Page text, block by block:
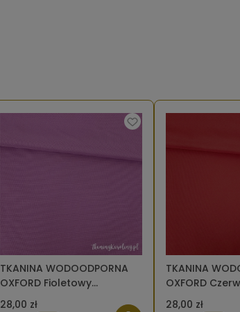
TKANINA WODOODPORNA
OXFORD Fioletowy
wrzosowy 298
28,00 zł
TKANINA
OXFORD
28,00 zł